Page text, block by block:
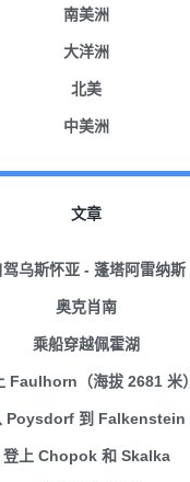
南美洲
大洋洲
北美
中美洲
文章
驾乌斯怀亚 - 蓬塔阿雷纳斯
奥克肖南
乘船穿越佩霍湖
Faulhorn（海拔 2681 米）
Poysdorf 到 Falkenstein
登上 Chopok 和 Skalka